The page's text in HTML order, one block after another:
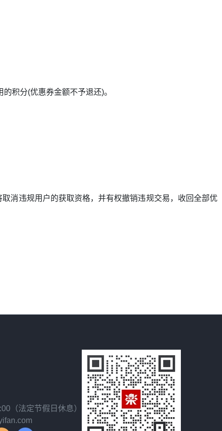
积分(优惠券金额不予退还)。
消违规用户的获取资格，并有权撤销违规交易，收回全部优
（法定节假日休息）